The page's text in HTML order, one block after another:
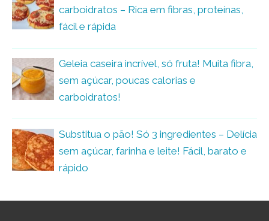
carboidratos – Rica em fibras, proteínas,
fácil e rápida
Geleia caseira incrível, só fruta! Muita fibra,
sem açúcar, poucas calorias e
carboidratos!
Substitua o pão! Só 3 ingredientes – Delícia
sem açúcar, farinha e leite! Fácil, barato e
rápido